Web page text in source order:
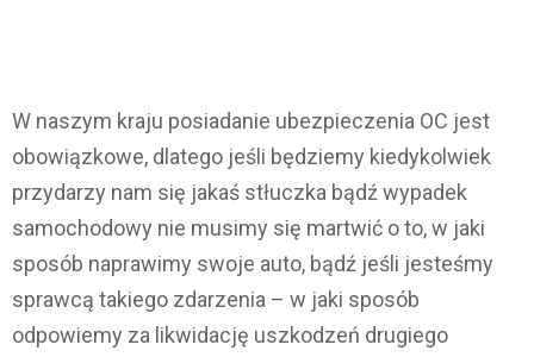
W naszym kraju posiadanie ubezpieczenia OC jest
obowiązkowe, dlatego jeśli będziemy kiedykolwiek
przydarzy nam się jakaś stłuczka bądź wypadek
samochodowy nie musimy się martwić o to, w jaki
sposób naprawimy swoje auto, bądź jeśli jesteśmy
sprawcą takiego zdarzenia – w jaki sposób
odpowiemy za likwidację uszkodzeń drugiego